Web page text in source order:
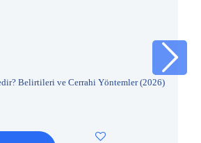
Belirtileri ve Cerrahi Yöntemler (2026)